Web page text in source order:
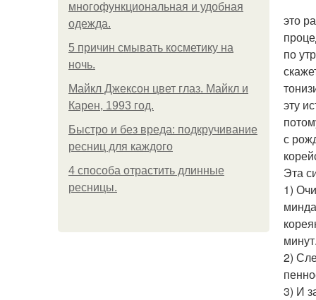
многофункциональная и удобная
одежда.
5 причин смывать косметику на
ночь.
Майкл Джексон цвет глаз. Майкл и
Карен, 1993 год.
Быстро и без вреда: подкручивание
ресниц для каждого
4 способа отрастить длинные
ресницы.
это
по
эту
с
Эта
1)
минут.
2)
3) И